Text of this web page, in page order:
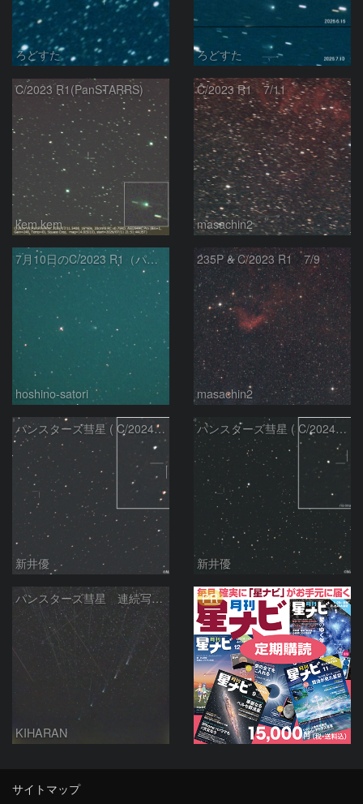
ろどすた ろどすた
C/2023 R1(PanSTARRS)
kem.kem
C/2023 R1 7/11
masachin2
7月10日のC/2023 R1（パンスターズ彗星）
hoshino-satori
235P & C/2023 R1 7/9
masachin2
パンスターズ彗星 ( C/2024R4 )：2026/06/28
新井優
パンスターズ彗星 ( C/2024G4 )の予報位置：2026/06/23
新井優
パンスターズ彗星 連続写真 再処理
KIHARAN
PR
サイトマップ